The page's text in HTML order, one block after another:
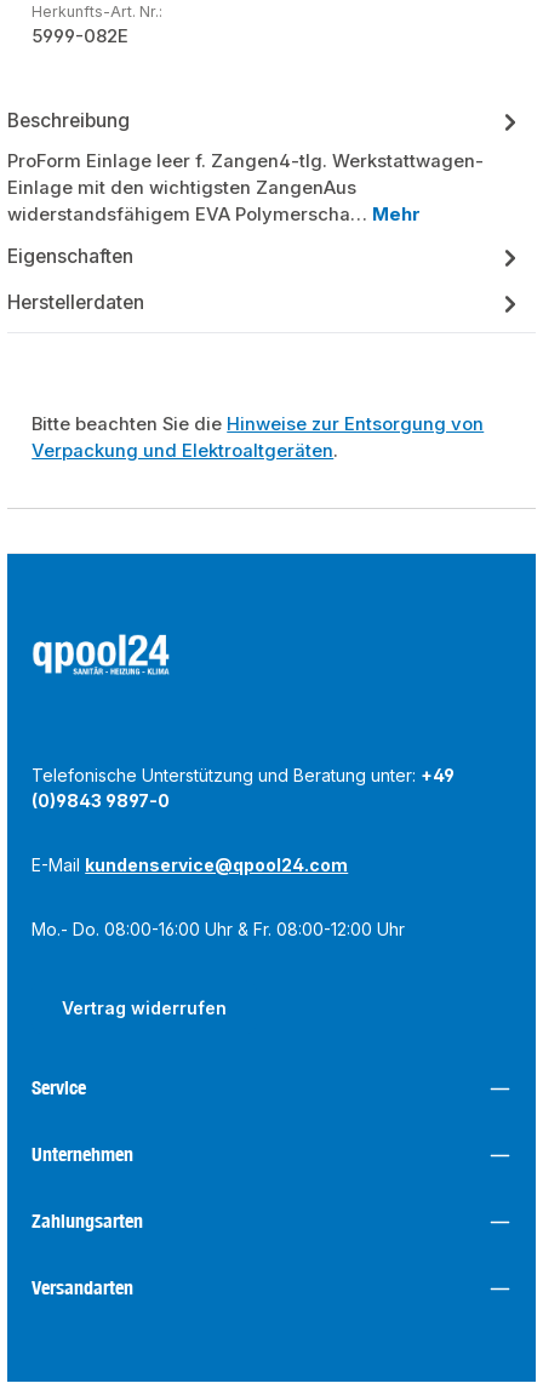
Herkunfts-Art. Nr.:
5999-082E
Beschreibung
ProForm Einlage leer f. Zangen4-tlg. Werkstattwagen-
Einlage mit den wichtigsten ZangenAus
widerstandsfähigem EVA Polymerscha… Mehr
Eigenschaften
Herstellerdaten
Bitte beachten Sie die Hinweise zur Entsorgung von
Verpackung und Elektroaltgeräten.
Telefonische Unterstützung und Beratung unter: +49
(0)9843 9897-0
E-Mail kundenservice@qpool24.com
Mo.- Do. 08:00-16:00 Uhr & Fr. 08:00-12:00 Uhr
Vertrag widerrufen
Service
Unternehmen
Zahlungsarten
Versandarten